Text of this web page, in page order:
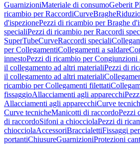
GuarnizioniMateriale di consumoGeberit
ricambio per RaccordiCurveBraghe
d'ispezionePezzi di ricambio per Braghe
specialiPezzi di ricambio per Raccordi
SuperTubeCurveRaccordi speciali
per CollegamentiCollegamenti a saldare
innestoPezzi di ricambio per Congiunzioni
il collegamento ad altri materialiPezzi di
il collegamento ad altri materiali
ricambio per Collegamenti filettati
fissaggioAllacciamenti agli apparecchi
Allacciamenti agli apparecchiCurve
Curve tecnicheManicotti di raccordoPezzi
di raccordoSifoni a chiocciolaPezzi di
chiocciolaAccessoriBraccialettiFissaggi
portantiChiusureGuarnizioniProtezioni